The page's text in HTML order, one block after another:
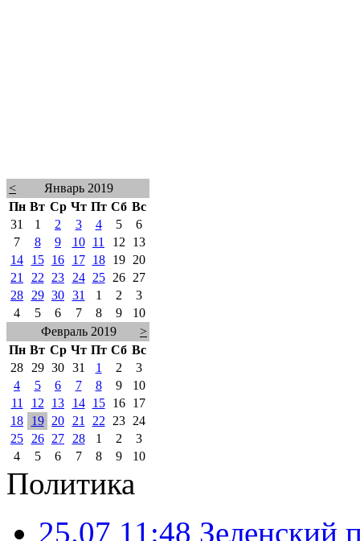
<
Январь 2019
Пн Вт Ср Чт Пт Сб Вс
31
1 2 3 4 5
6
7
8 9 10 11 12
13
14
15 16 17 18 19
20
21
22 23 24 25 26
27
28
29 30 31 1 2
3
4
5 6 7 8 9
10
Февраль 2019
>
Пн Вт Ср Чт Пт Сб Вс
28
29 30 31 1 2
3
4
5 6 7 8 9
10
11
12 13 14 15 16
17
18
19 20 21 22 23
24
25
26 27 28 1 2
3
4
5 6 7 8 9 10
Политика
25.07 11:48 Зеленский